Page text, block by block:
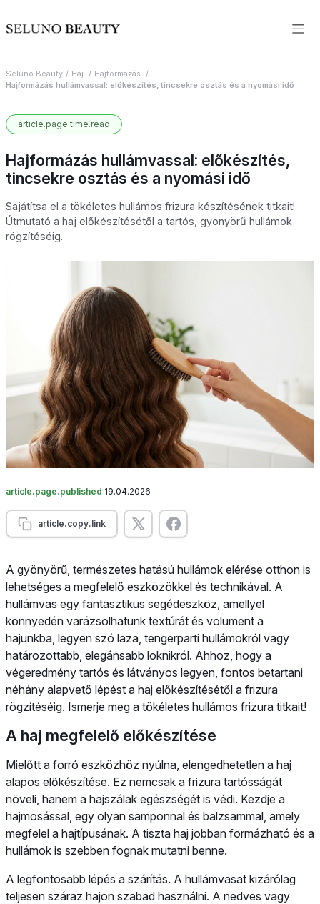
Seluno Beauty Haj
Hajformázás
Hajformázás hullámvassal: előkészítés, tincsekre osztás és a nyomási idő
article.page.time.read
Hajformázás hullámvassal: előkészítés,
tincsekre osztás és a nyomási idő
Sajátítsa el a tökéletes hullámos frizura készítésének titkait!
Útmutató a haj előkészítésétől a tartós, gyönyörű hullámok
rögzítéséig.
article.page.published 19.04.2026
article.copy.link
A gyönyörű, természetes hatású hullámok elérése otthon is
lehetséges a megfelelő eszközökkel és technikával. A
hullámvas egy fantasztikus segédeszköz, amellyel
könnyedén varázsolhatunk textúrát és volument a
hajunkba, legyen szó laza, tengerparti hullámokról vagy
határozottabb, elegánsabb loknikról. Ahhoz, hogy a
végeredmény tartós és látványos legyen, fontos betartani
néhány alapvető lépést a haj előkészítésétől a frizura
rögzítéséig. Ismerje meg a tökéletes hullámos frizura titkait!
A haj megfelelő előkészítése
Mielőtt a forró eszközhöz nyúlna, elengedhetetlen a haj
alapos előkészítése. Ez nemcsak a frizura tartósságát
növeli, hanem a hajszálak egészségét is védi. Kezdje a
hajmosással, egy olyan samponnal és balzsammal, amely
megfelel a hajtípusának. A tiszta haj jobban formázható és a
hullámok is szebben fognak mutatni benne.
A legfontosabb lépés a szárítás. A hullámvasat kizárólag
teljesen száraz hajon szabad használni. A nedves vagy